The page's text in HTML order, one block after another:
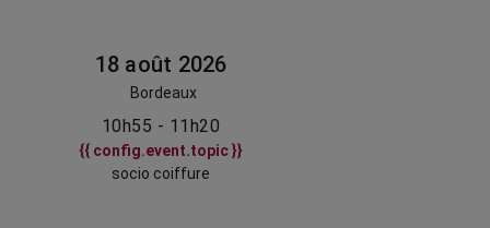
18 août 2026
Bordeaux
10h55 - 11h20
{{ config.event.topic }}
socio coiffure